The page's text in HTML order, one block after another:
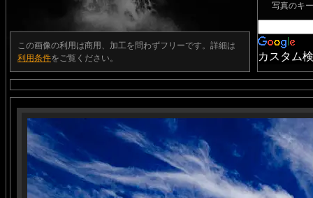
この画像の利用は商用、加工を問わずフリーです。詳細は
利用条件をご覧ください。
写真のキ
カスタム